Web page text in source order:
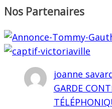
Nos Partenaires
joanne
GARDE